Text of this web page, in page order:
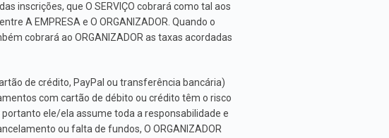
inscrições, que O SERVIÇO cobrará como tal aos
A EMPRESA e O ORGANIZADOR. Quando o
cobrará ao ORGANIZADOR as taxas acordadas
de crédito, PayPal ou transferência bancária)
com cartão de débito ou crédito têm o risco
ele/ela assume toda a responsabilidade e
ou falta de fundos, O ORGANIZADOR